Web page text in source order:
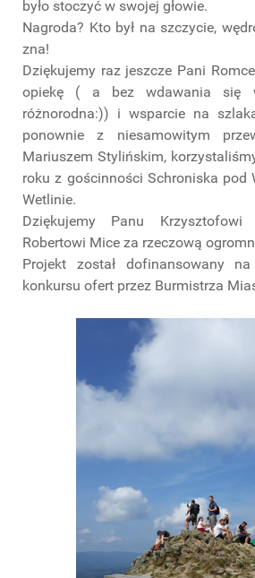
było stoczyć w swojej głowie.
Nagroda? Kto był na szczycie,
zna!
Dziękujemy raz jeszcze Pani
opiekę ( a bez wdawania się w
różnorodna:)) i wsparcie na
ponownie z niesamowitym
Mariuszem Stylińskim,
roku z gościnności Schroniska pod
Wetlinie.
Dziękujemy Panu
Robertowi Mice za rzeczową
Projekt został dofinansowany
konkursu ofert przez Burmistrza